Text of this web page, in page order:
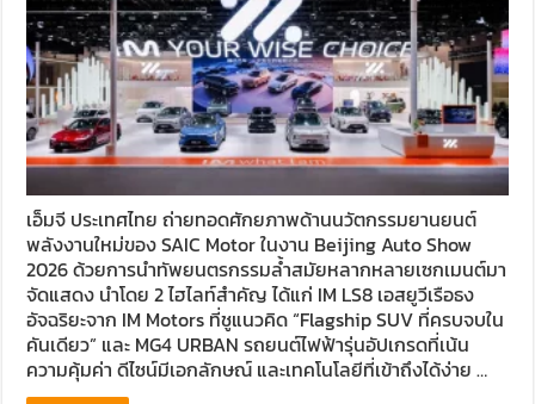
เอ็มจี ประเทศไทย ถ่ายทอดศักยภาพด้านนวัตกรรมยานยนต์
พลังงานใหม่ของ SAIC Motor ในงาน Beijing Auto Show
2026 ด้วยการนำทัพยนตรกรรมล้ำสมัยหลากหลายเซกเมนต์มา
จัดแสดง นำโดย 2 ไฮไลท์สำคัญ ได้แก่ IM LS8 เอสยูวีเรือธง
อัจฉริยะจาก IM Motors ที่ชูแนวคิด “Flagship SUV ที่ครบจบใน
คันเดียว” และ MG4 URBAN รถยนต์ไฟฟ้ารุ่นอัปเกรดที่เน้น
ความคุ้มค่า ดีไซน์มีเอกลักษณ์ และเทคโนโลยีที่เข้าถึงได้ง่าย …